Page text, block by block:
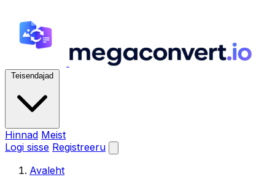
Teisendajad
Hinnad Meist
Logi sisse Registreeru
Avaleht